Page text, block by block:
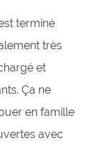
terminé
très
et
Ça ne
en famille
avec